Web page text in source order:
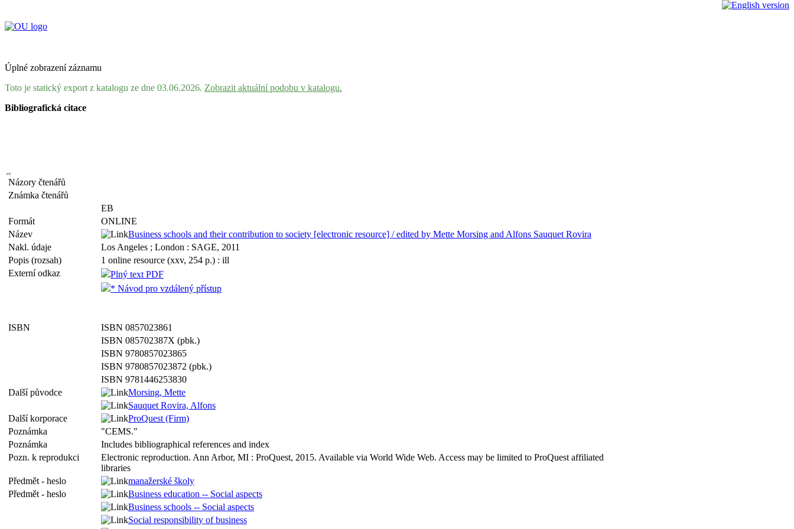
Úplné zobrazení záznamu
Toto je statický export z katalogu ze dne 03.06.2026. Zobrazit aktuální podobu v katalogu.
Bibliografická citace
Názory čtenářů
Známka čtenářů
EB
Formát
ONLINE
Název
Business schools and their contribution to society [electronic resource] / edited by Mette Morsing and Alfons Sauquet Rovira
Nakl. údaje
Los Angeles ; London : SAGE, 2011
Popis (rozsah)
1 online resource (xxv, 254 p.) : ill
Externí odkaz
Plný text PDF
* Návod pro vzdálený přístup
ISBN
ISBN 0857023861
ISBN 085702387X (pbk.)
ISBN 9780857023865
ISBN 9780857023872 (pbk.)
ISBN 9781446253830
Další původce
Morsing, Mette
Sauquet Rovira, Alfons
Další korporace
ProQuest (Firm)
Poznámka
"CEMS."
Poznámka
Includes bibliographical references and index
Pozn. k reprodukci
Electronic reproduction. Ann Arbor, MI : ProQuest, 2015. Available via World Wide Web. Access may be limited to ProQuest affiliated
libraries
Předmět - heslo
manažerské školy
Předmět - heslo
Business education -- Social aspects
Business schools -- Social aspects
Social responsibility of business